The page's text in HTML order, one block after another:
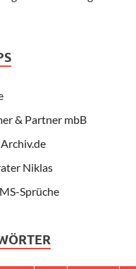
& Partner mbB
Niklas
Sprüche